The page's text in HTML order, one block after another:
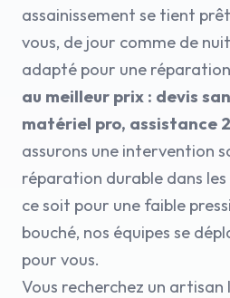
assainissement se tient
vous, de jour comme de
adapté pour une
au meilleur prix : devis
matériel pro, assistance
assurons une intervention
réparation durable dans
ce soit pour une faible
bouché, nos équipes se
pour vous.
Vous recherchez un